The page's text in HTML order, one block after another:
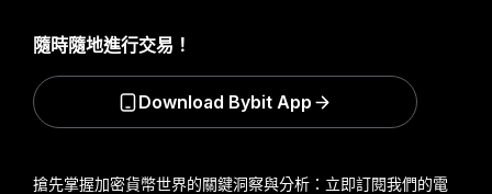
搶先掌握加密貨幣世界的關鍵洞察與分析：立即訂閱我們的電
隨時隨地進行交易！
Download Bybit App